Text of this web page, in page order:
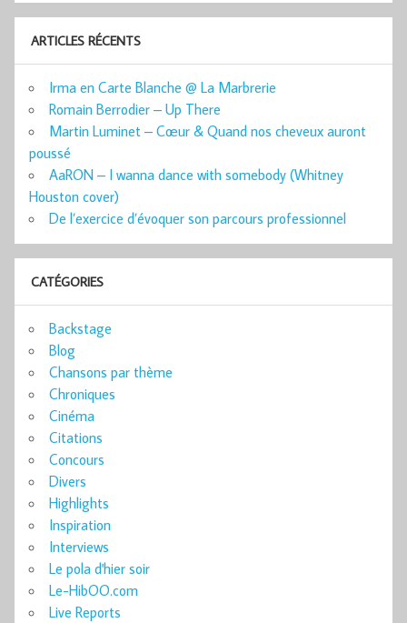
ARTICLES RÉCENTS
Irma en Carte Blanche @ La Marbrerie
Romain Berrodier – Up There
Martin Luminet – Cœur & Quand nos cheveux auront
poussé
AaRON – I wanna dance with somebody (Whitney
Houston cover)
De l’exercice d’évoquer son parcours professionnel
CATÉGORIES
Backstage
Blog
Chansons par thème
Chroniques
Cinéma
Citations
Concours
Divers
Highlights
Inspiration
Interviews
Le pola d'hier soir
Le-HibOO.com
Live Reports